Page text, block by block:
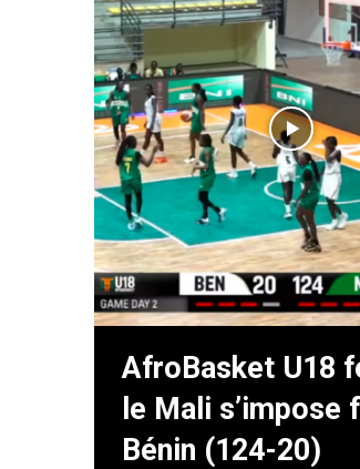
AfroBasket U18
le Mali s’impose
Bénin (124-20)